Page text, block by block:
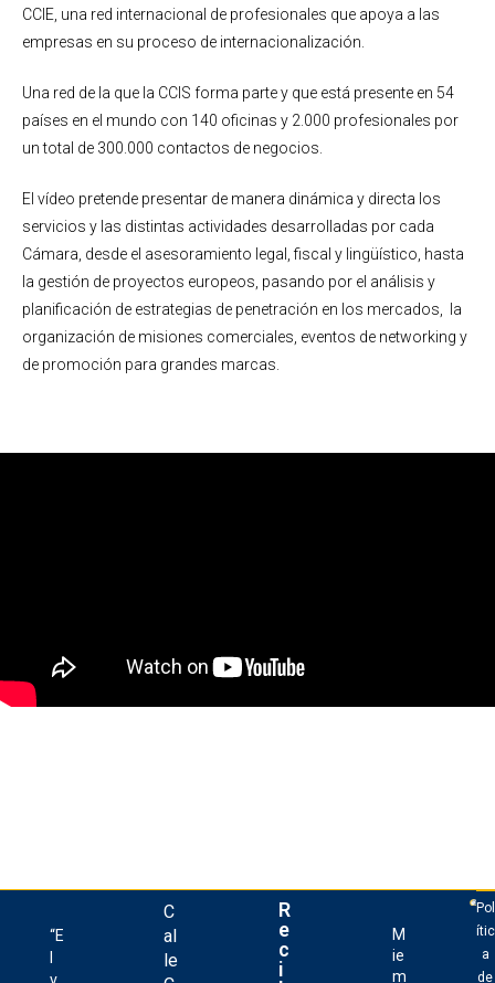
CCIE, una red internacional de profesionales que apoya a las
empresas en su proceso de internacionalización.
Una red de la que la CCIS forma parte y que está presente en 54
países en el mundo con 140 oficinas y 2.000 profesionales por
un total de 300.000 contactos de negocios.
El vídeo pretende presentar de manera dinámica y directa los
servicios y las distintas actividades desarrolladas por cada
Cámara, desde el asesoramiento legal, fiscal y lingüístico, hasta
la gestión de proyectos europeos, pasando por el análisis y
planificación de estrategias de penetración en los mercados, la
organización de misiones comerciales, eventos de networking y
de promoción para grandes marcas.
“E
C
al
le
R
e
c
i
M
ie
m
Pol
ític
a
de